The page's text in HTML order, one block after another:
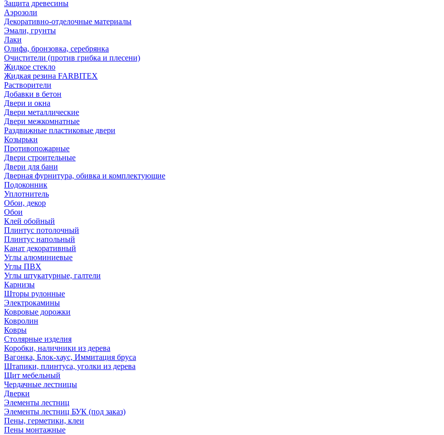
Защита древесины
Аэрозоли
Декоративно-отделочные материалы
Эмали, грунты
Лаки
Олифа, бронзовка, серебрянка
Очистители (против грибка и плесени)
Жидкое стекло
Жидкая резина FARBITEX
Растворители
Добавки в бетон
Двери и окна
Двери металлические
Двери межкомнатные
Раздвижные пластиковые двери
Козырьки
Противопожарные
Двери строительные
Двери для бани
Дверная фурнитура, обивка и комплектующие
Подоконник
Уплотнитель
Обои, декор
Обои
Клей обойный
Плинтус потолочный
Плинтус напольный
Канат декоративный
Углы алюминиевые
Углы ПВХ
Углы штукатурные, галтели
Карнизы
Шторы рулонные
Электрокамины
Ковровые дорожки
Ковролин
Ковры
Столярные изделия
Коробки, наличники из дерева
Вагонка, Блок-хаус, Иммитация бруса
Штапики, плинтуса, уголки из дерева
Щит мебельный
Чердачные лестницы
Дверки
Элементы лестниц
Элементы лестниц БУК (под заказ)
Пены, герметики, клеи
Пены монтажные